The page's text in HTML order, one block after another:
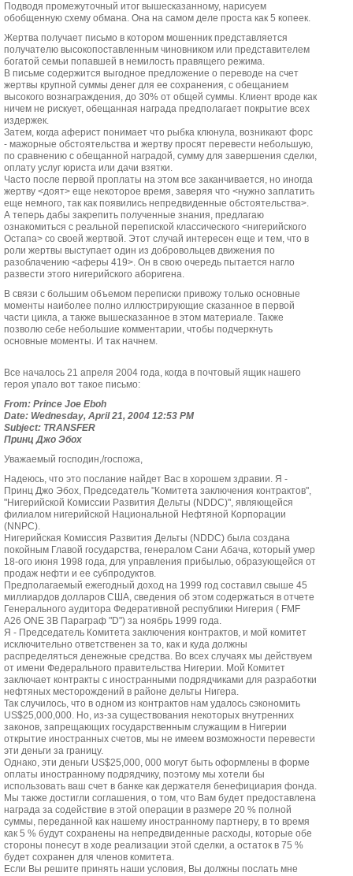
Подводя промежуточный итог вышесказанному, нарисуем
обобщенную схему обмана. Она на самом деле проста как 5 копеек.
Жертва получает письмо в котором мошенник представляется
получателю высокопоставленным чиновником или представителем
богатой семьи попавшей в немилость правящего режима.
В письме содержится выгодное предложение о переводе на счет
жертвы крупной суммы денег для ее сохранения, с обещанием
высокого вознаграждения, до 30% от общей суммы. Клиент вроде как
ничем не рискует, обещанная награда предполагает покрытие всех
издержек.
Затем, когда аферист понимает что рыбка клюнула, возникают форс
- мажорные обстоятельства и жертву просят перевести небольшую,
по сравнению с обещанной наградой, сумму для завершения сделки,
оплату услуг юриста или дачи взятки.
Часто после первой проплаты на этом все заканчивается, но иногда
жертву <доят> еще некоторое время, заверяя что <нужно заплатить
еще немного, так как появились непредвиденные обстоятельства>.
А теперь дабы закрепить полученные знания, предлагаю
ознакомиться с реальной перепиской классического <нигерийского
Остапа> со своей жертвой. Этот случай интересен еще и тем, что в
роли жертвы выступает один из добровольцев движения по
разоблачению <аферы 419>. Он в свою очередь пытается нагло
развести этого нигерийского аборигена.
В связи с большим объемом переписки привожу только основные
моменты наиболее полно иллюстрирующие сказанное в первой
части цикла, а также вышесказанное в этом материале. Также
позволю себе небольшие комментарии, чтобы подчеркнуть
основные моменты. И так начнем.
Все началось 21 апреля 2004 года, когда в почтовый ящик нашего
героя упало вот такое письмо:
From: Prince Joe Eboh
Date: Wednesday, April 21, 2004 12:53 PM
Subject: TRANSFER
Принц Джо Эбох
Уважаемый господин,/госпожа,
Надеюсь, что это послание найдет Вас в хорошем здравии. Я -
Принц Джо Эбох, Председатель "Комитета заключения контрактов",
"Нигерийской Комиссии Развития Дельты (NDDC)", являющейся
филиалом нигерийской Национальной Нефтяной Корпорации
(NNPC).
Нигерийская Комиссия Развития Дельты (NDDC) была создана
покойным Главой государства, генералом Сани Абача, который умер
18-ого июня 1998 года, для управления прибылью, образующейся от
продаж нефти и ее субпродуктов.
Предполагаемый ежегодный доход на 1999 год составил свыше 45
миллиардов долларов США, сведения об этом содержаться в отчете
Генерального аудитора Федеративной республики Нигерия ( FMF
A26 ONE 3B Параграф "D") за ноябрь 1999 года.
Я - Председатель Комитета заключения контрактов, и мой комитет
исключительно ответственен за то, как и куда должны
распределяться денежные средства. Во всех случаях мы действуем
от имени Федерального правительства Нигерии. Мой Комитет
заключает контракты с иностранными подрядчиками для разработки
нефтяных месторождений в районе дельты Нигера.
Так случилось, что в одном из контрактов нам удалось сэкономить
US$25,000,000. Но, из-за существования некоторых внутренних
законов, запрещающих государственным служащим в Нигерии
открытие иностранных счетов, мы не имеем возможности перевести
эти деньги за границу.
Однако, эти деньги US$25,000, 000 могут быть оформлены в форме
оплаты иностранному подрядчику, поэтому мы хотели бы
использовать ваш счет в банке как держателя бенефициария фонда.
Мы также достигли соглашения, о том, что Вам будет предоставлена
награда за содействие в этой операции в размере 20 % полной
суммы, переданной как нашему иностранному партнеру, в то время
как 5 % будут сохранены на непредвиденные расходы, которые обе
стороны понесут в ходе реализации этой сделки, а остаток в 75 %
будет сохранен для членов комитета.
Если Вы решите принять наши условия, Вы должны послать мне